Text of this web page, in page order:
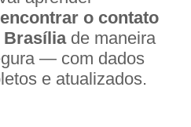
o contato
Brasíliade maneira
— com dados
e atualizados.